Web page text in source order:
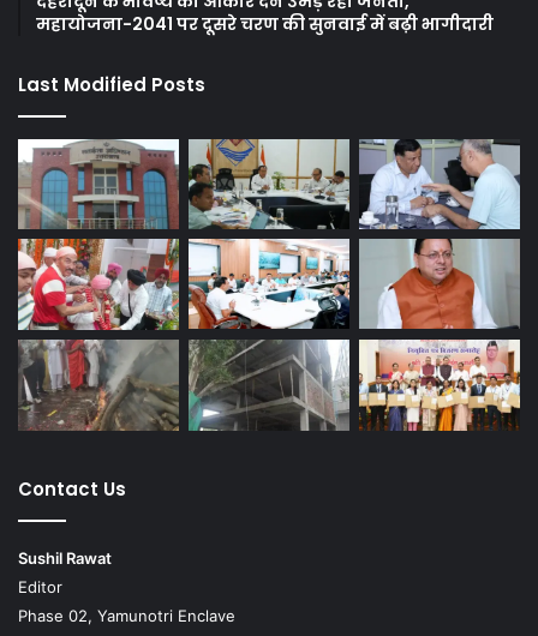
महायोजना-2041 पर दूसरे चरण की सुनवाई में बढ़ी भागीदारी
Last Modified Posts
Contact Us
Sushil Rawat
Editor
Phase 02, Yamunotri Enclave